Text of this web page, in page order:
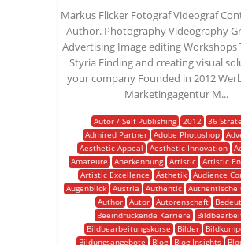
Markus Flicker Fotograf Videograf
Author. Photography Videography
Advertising Image editing Workshops
Styria Finding and creating visual
your company Founded in 2012
Marketingagentur M...
Autor / Self Publishing 2012 36
Admired Partner Adobe Photoshop
Aesthetic Appeal
Aesthetic Innovation
Amateure
Anerkennung Artistic Artistic
Artistic Excellence
Ästhetik Audience
Augenblick Austria Authentic Authentische
Author Autor Autorenschaft
Beeindruckende Karriere
Bildbearbeitungskurse
Bilder
Bildungsangebote
Blog Blog Insights